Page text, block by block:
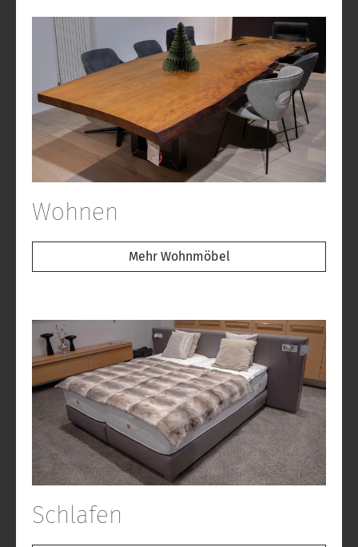
Wohnen
Mehr Wohnmöbel
Schlafen